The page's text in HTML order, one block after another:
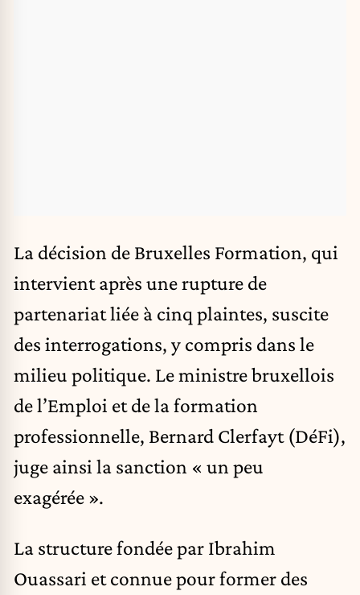
La décision de Bruxelles Formation, qui
intervient après une rupture de
partenariat liée à cinq plaintes, suscite
des interrogations, y compris dans le
milieu politique. Le ministre bruxellois
de l’Emploi et de la formation
professionnelle, Bernard Clerfayt (DéFi),
juge ainsi la sanction « un peu
exagérée ».
La structure fondée par Ibrahim
Ouassari et connue pour former des